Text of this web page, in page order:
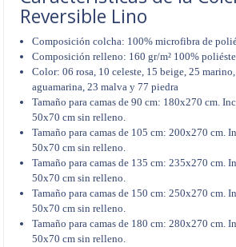
Reversible Lino
Composición colcha: 100% microfibra de
Composición relleno: 160 gr/m² 100%
Color: 06 rosa, 10 celeste, 15 beige, 25
aguamarina, 23 malva y 77 piedra
Tamaño para camas de 90 cm: 180x270 cm.
50x70 cm sin relleno.
Tamaño para camas de 105 cm: 200x270 cm.
50x70 cm sin relleno.
Tamaño para camas de 135 cm: 235x270 cm.
50x70 cm sin relleno.
Tamaño para camas de 150 cm: 250x270 cm.
50x70 cm sin relleno.
Tamaño para camas de 180 cm: 280x270 cm.
50x70 cm sin relleno.